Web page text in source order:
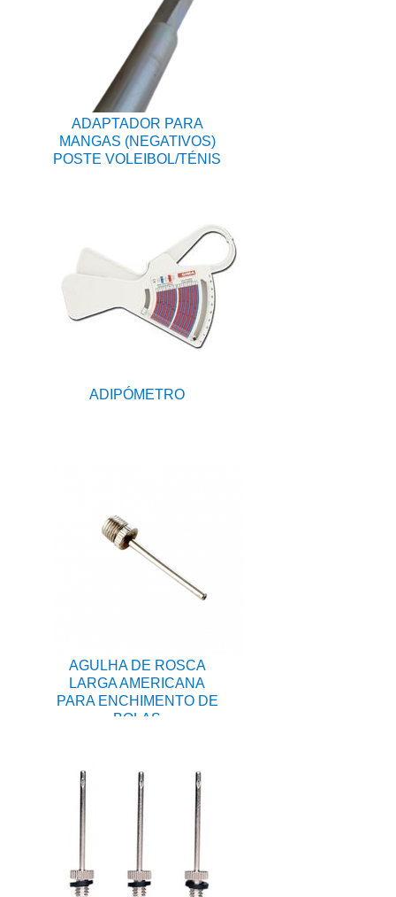
ADAPTADOR PARA
MANGAS (NEGATIVOS)
POSTE VOLEIBOL/TÉNIS
ADIPÓMETRO
AGULHA DE ROSCA
LARGA AMERICANA
PARA ENCHIMENTO DE
BOLAS